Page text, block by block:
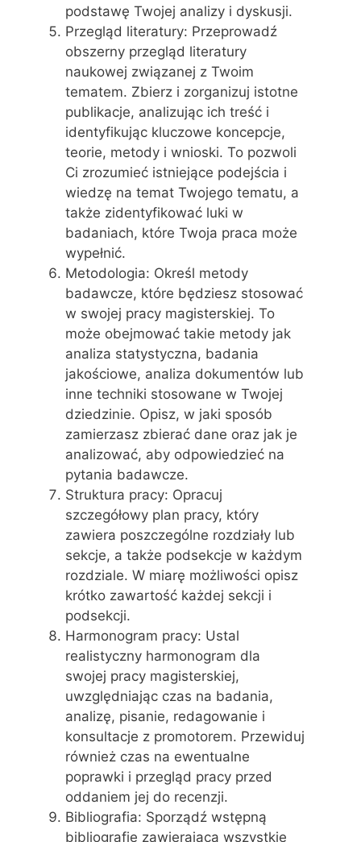
podstawę Twojej analizy i dyskusji.
Przegląd literatury: Przeprowadź
obszerny przegląd literatury
naukowej związanej z Twoim
tematem. Zbierz i zorganizuj istotne
publikacje, analizując ich treść i
identyfikując kluczowe koncepcje,
teorie, metody i wnioski. To pozwoli
Ci zrozumieć istniejące podejścia i
wiedzę na temat Twojego tematu, a
także zidentyfikować luki w
badaniach, które Twoja praca może
wypełnić.
Metodologia: Określ metody
badawcze, które będziesz stosować
w swojej pracy magisterskiej. To
może obejmować takie metody jak
analiza statystyczna, badania
jakościowe, analiza dokumentów lub
inne techniki stosowane w Twojej
dziedzinie. Opisz, w jaki sposób
zamierzasz zbierać dane oraz jak je
analizować, aby odpowiedzieć na
pytania badawcze.
Struktura pracy: Opracuj
szczegółowy plan pracy, który
zawiera poszczególne rozdziały lub
sekcje, a także podsekcje w każdym
rozdziale. W miarę możliwości opisz
krótko zawartość każdej sekcji i
podsekcji.
Harmonogram pracy: Ustal
realistyczny harmonogram dla
swojej pracy magisterskiej,
uwzględniając czas na badania,
analizę, pisanie, redagowanie i
konsultacje z promotorem. Przewiduj
również czas na ewentualne
poprawki i przegląd pracy przed
oddaniem jej do recenzji.
Bibliografia: Sporządź wstępną
bibliografię zawierającą wszystkie